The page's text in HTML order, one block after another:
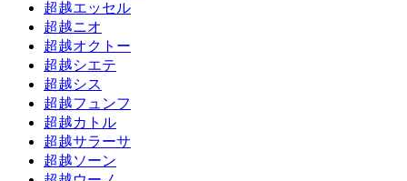
超越エッセル
超越ニオ
超越オクトー
超越シエテ
超越シス
超越フュンフ
超越カトル
超越サラーサ
超越ソーン